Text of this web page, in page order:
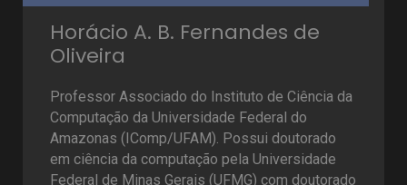
Horácio A. B. Fernandes de
Oliveira
Professor Associado do Instituto de Ciência da
Computação da Universidade Federal do
Amazonas (IComp/UFAM). Possui doutorado
em ciência da computação pela Universidade
Federal de Minas Gerais (UFMG) com doutorado